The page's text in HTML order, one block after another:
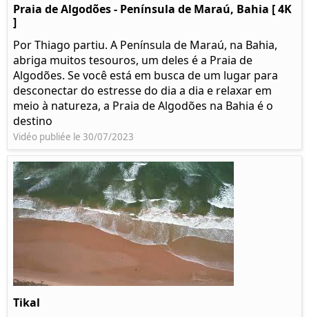
Praia de Algodões - Península de Maraú, Bahia [ 4K
]
Por Thiago partiu. A Península de Maraú, na Bahia,
abriga muitos tesouros, um deles é a Praia de
Algodões. Se você está em busca de um lugar para
desconectar do estresse do dia a dia e relaxar em
meio à natureza, a Praia de Algodões na Bahia é o
destino
Vidéo publiée le 30/07/2023
Tikal